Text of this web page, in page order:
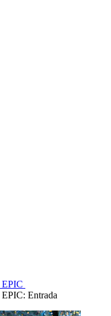
EPIC
Entrada